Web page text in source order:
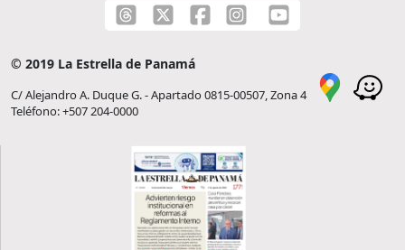
© 2019 La Estrella de Panamá
C/ Alejandro A. Duque G. - Apartado 0815-00507, Zona 4
Teléfono: +507 204-0000